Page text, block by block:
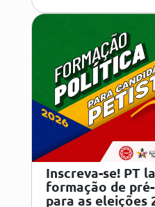
Inscreva-se! PT
formação de
para as eleições